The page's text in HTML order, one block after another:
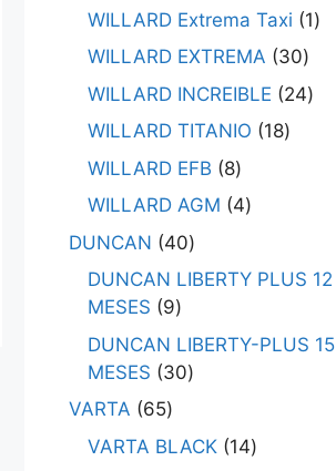
WILLARD Extrema Taxi
1
WILLARD EXTREMA
30
WILLARD INCREIBLE
24
WILLARD TITANIO
18
WILLARD EFB
8
WILLARD AGM
4
DUNCAN
40
DUNCAN LIBERTY PLUS 12
MESES
9
DUNCAN LIBERTY-PLUS 15
MESES
30
VARTA
65
VARTA BLACK 14